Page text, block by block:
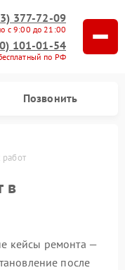
377-72-09
с 9:00 до 21:00
101-01-54
по РФ
Позвонить
в
кейсы ремонта —
после